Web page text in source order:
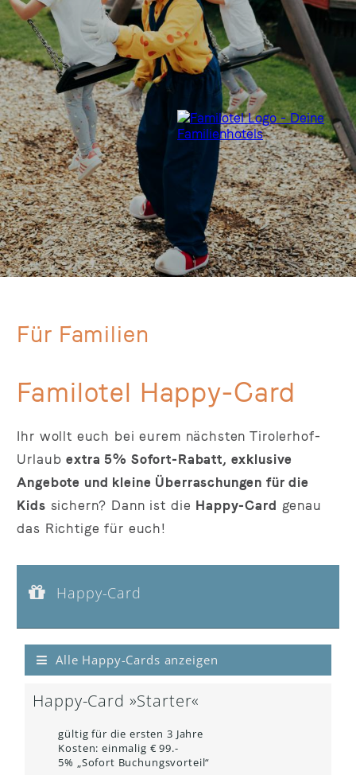
Für Familien
Familotel Happy-Card
Ihr wollt euch bei eurem nächsten Tirolerhof-
Urlaubextra 5% Sofort-Rabatt, exklusive
Angebote und kleine Überraschungen für die
Kids sichern? Dann ist die Happy-Card genau
das Richtige für euch!
Happy-Card »Starter« im Wert von:
Happy-Card
Alle Happy-Cards anzeigen
Happy-Card »Starter«
gültig für die ersten 3 Jahre
Kosten: einmalig € 99.-
5% „Sofort Buchungsvorteil“